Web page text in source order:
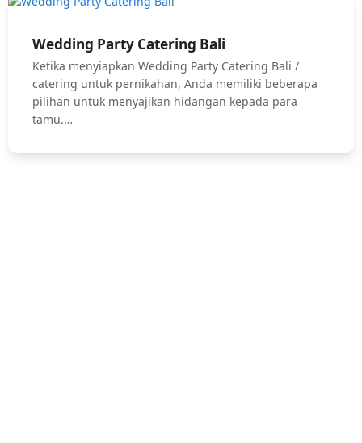
Wedding Party Catering Bali
Ketika menyiapkan Wedding Party Catering Bali /
catering untuk pernikahan, Anda memiliki beberapa
pilihan untuk menyajikan hidangan kepada para
tamu.…